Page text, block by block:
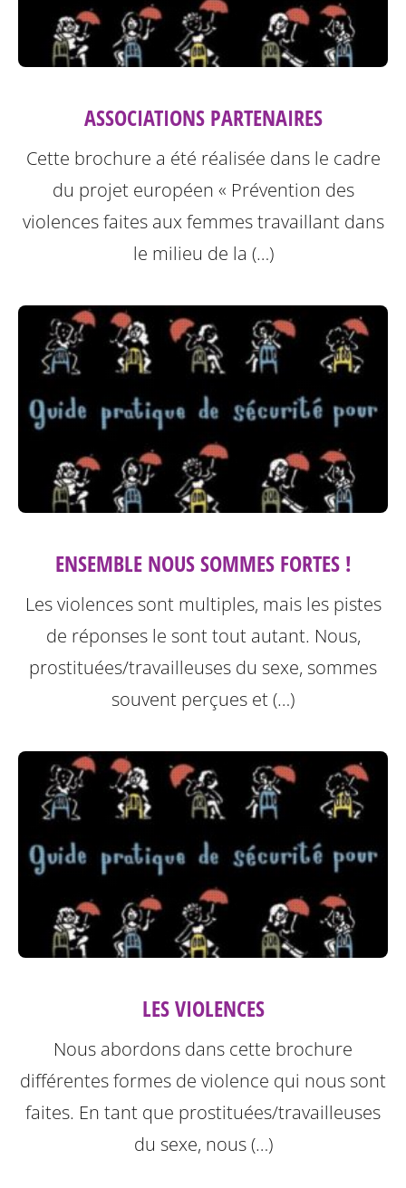
ASSOCIATIONS PARTENAIRES
Cette brochure a été réalisée dans le cadre
du projet européen « Prévention des
violences faites aux femmes travaillant dans
le milieu de la (…)
ENSEMBLE NOUS SOMMES FORTES !
Les violences sont multiples, mais les pistes
de réponses le sont tout autant. Nous,
prostituées/travailleuses du sexe, sommes
souvent perçues et (…)
LES VIOLENCES
Nous abordons dans cette brochure
différentes formes de violence qui nous sont
faites. En tant que prostituées/travailleuses
du sexe, nous (…)